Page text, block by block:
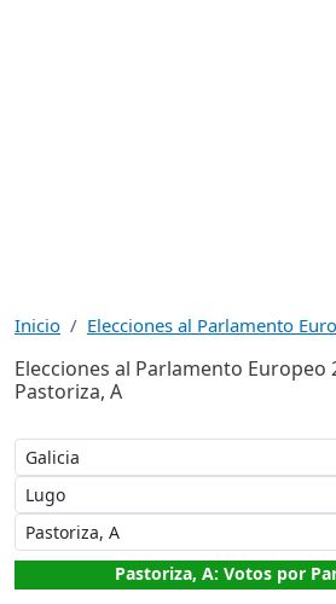
Inicio Elecciones al Parlamento
Elecciones al Parlamento Europeo
Pastoriza, A
Pastoriza, A: Votos por